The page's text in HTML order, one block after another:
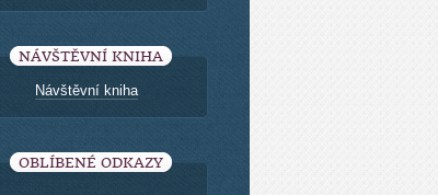
NÁVŠTĚVNÍ KNIHA
Návštěvní kniha
OBLÍBENÉ ODKAZY